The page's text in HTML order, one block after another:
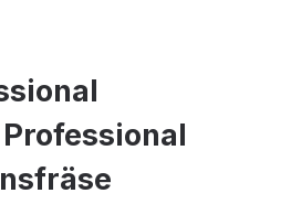
Professional